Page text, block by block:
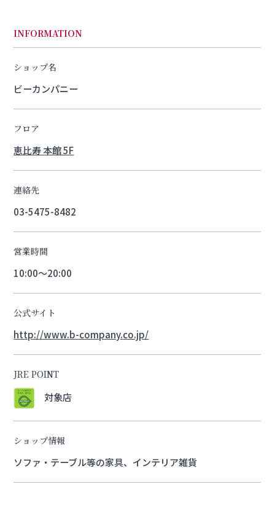
INFORMATION
ショップ名
ビーカンパニー
フロア
恵比寿 本館 5F
連絡先
03-5475-8482
営業時間
10:00～20:00
公式サイト
http://www.b-company.co.jp/
JRE POINT
対象店
ショップ情報
ソファ・テーブル等の家具、インテリア雑貨